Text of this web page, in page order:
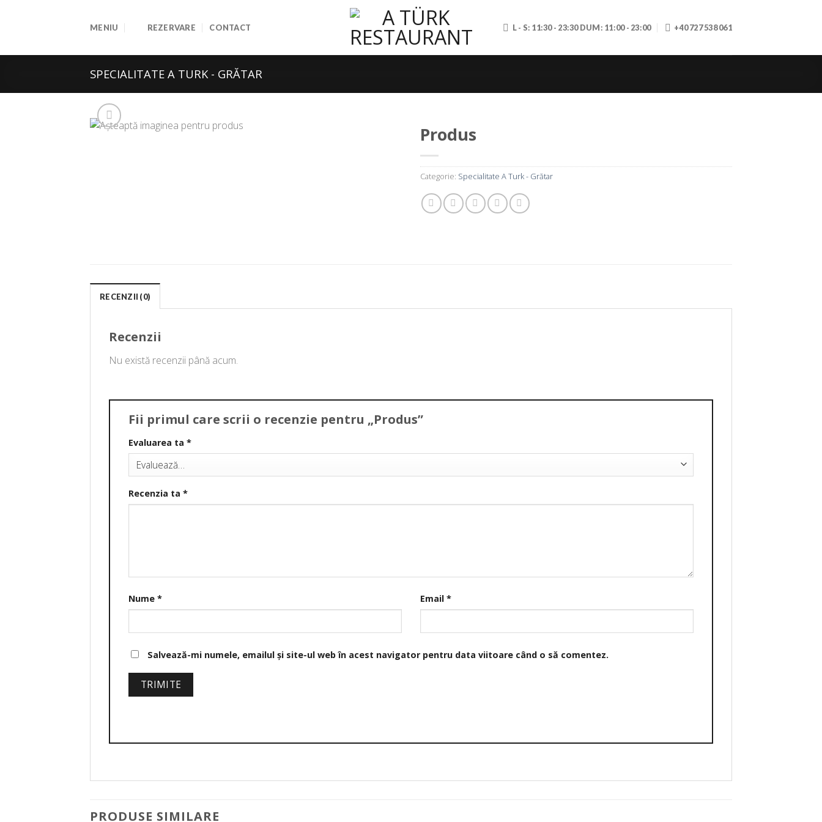
MENIU REZERVARE CONTACT L - S: 11:30 - 23:30 DUM: 11:00 - 23:00 +40 727 538 061
SPECIALITATE A TURK - GRĂTAR
Produs
Categorie: Specialitate A Turk - Grătar
RECENZII (0)
Recenzii
Nu există recenzii până acum.
Fii primul care scrii o recenzie pentru „Produs”
Evaluarea ta *
Recenzia ta *
Nume * Email *
Salvează-mi numele, emailul și site-ul web în acest navigator pentru data viitoare când o să comentez.
PRODUSE SIMILARE